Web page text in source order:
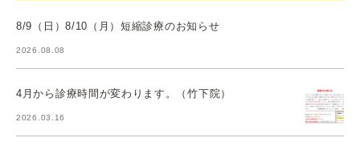
8/9（日）8/10（月）短縮診療のお知らせ
2026.08.08
4月から診療時間が変わります。（竹下院）
2026.03.16